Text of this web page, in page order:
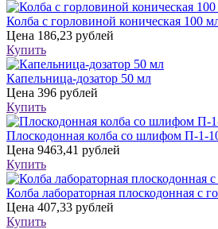
Колба с горловиной коническая 100
Цена 186,23 рублей
Купить
Капельница-дозатор 50 мл
Цена 396 рублей
Купить
Плоскодонная колба со шлифом П-1-
Цена 9463,41 рублей
Купить
Колба лабораторная плоскодонная с
Цена 407,33 рублей
Купить